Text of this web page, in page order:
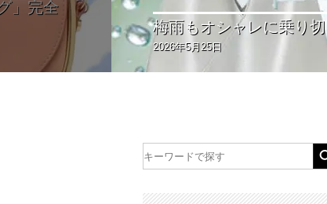
【2026春夏トレンドカ
2026年5月21日